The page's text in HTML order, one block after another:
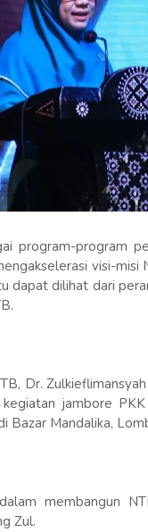
program-program
visi-
dapat dilihat dari
Dr.
jambore
Bazar Mandalika,
membangun
Zul.